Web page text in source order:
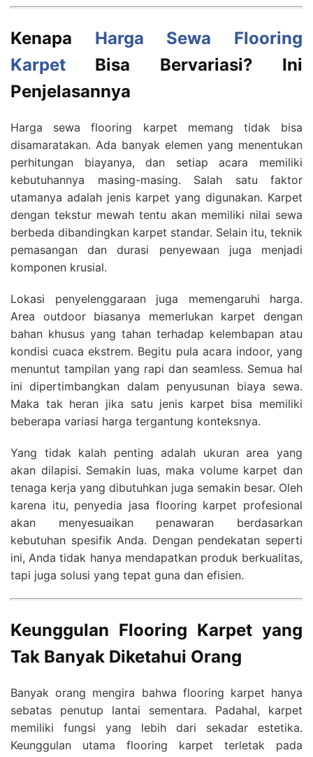
Kenapa Harga Sewa Flooring
Karpet Bisa Bervariasi? Ini
Penjelasannya
Harga sewa flooring karpet memang tidak bisa
disamaratakan. Ada banyak elemen yang menentukan
perhitungan biayanya, dan setiap acara memiliki
kebutuhannya masing-masing. Salah satu faktor
utamanya adalah jenis karpet yang digunakan. Karpet
dengan tekstur mewah tentu akan memiliki nilai sewa
berbeda dibandingkan karpet standar. Selain itu, teknik
pemasangan dan durasi penyewaan juga menjadi
komponen krusial.
Lokasi penyelenggaraan juga memengaruhi harga.
Area outdoor biasanya memerlukan karpet dengan
bahan khusus yang tahan terhadap kelembapan atau
kondisi cuaca ekstrem. Begitu pula acara indoor, yang
menuntut tampilan yang rapi dan seamless. Semua hal
ini dipertimbangkan dalam penyusunan biaya sewa.
Maka tak heran jika satu jenis karpet bisa memiliki
beberapa variasi harga tergantung konteksnya.
Yang tidak kalah penting adalah ukuran area yang
akan dilapisi. Semakin luas, maka volume karpet dan
tenaga kerja yang dibutuhkan juga semakin besar. Oleh
karena itu, penyedia jasa flooring karpet profesional
akan menyesuaikan penawaran berdasarkan
kebutuhan spesifik Anda. Dengan pendekatan seperti
ini, Anda tidak hanya mendapatkan produk berkualitas,
tapi juga solusi yang tepat guna dan efisien.
Keunggulan Flooring Karpet yang
Tak Banyak Diketahui Orang
Banyak orang mengira bahwa flooring karpet hanya
sebatas penutup lantai sementara. Padahal, karpet
memiliki fungsi yang lebih dari sekadar estetika.
Keunggulan utama flooring karpet terletak pada